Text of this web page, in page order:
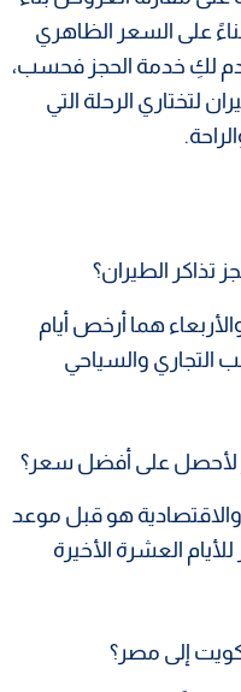
على السعر الظاهري
لكِ خدمة الحجز فحسب،
لتختاري الرحلة التي
هما أرخص أيام
التجاري والسياحي
هو قبل موعد
ترك الحجز للأيام العشرة الأخيرة